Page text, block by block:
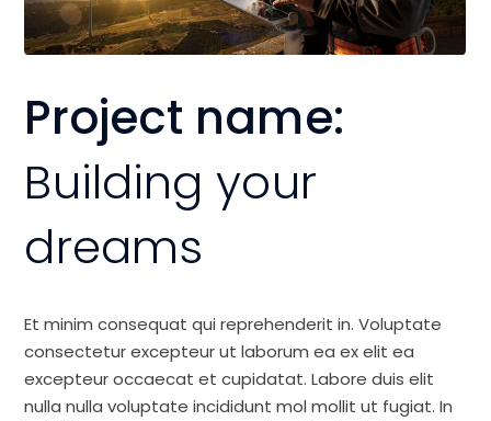
Project name:
Building your
dreams
Et minim consequat qui reprehenderit in. Voluptate
consectetur excepteur ut laborum ea ex elit ea
excepteur occaecat et cupidatat. Labore duis elit
nulla nulla voluptate incididunt mol mollit ut fugiat. In